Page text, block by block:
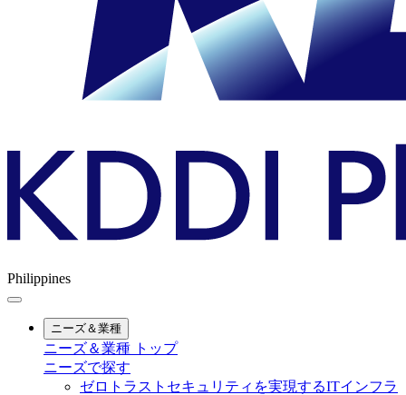
Philippines
ニーズ＆業種
ニーズ＆業種 トップ
ニーズで探す
ゼロトラストセキュリティを実現するITインフラ